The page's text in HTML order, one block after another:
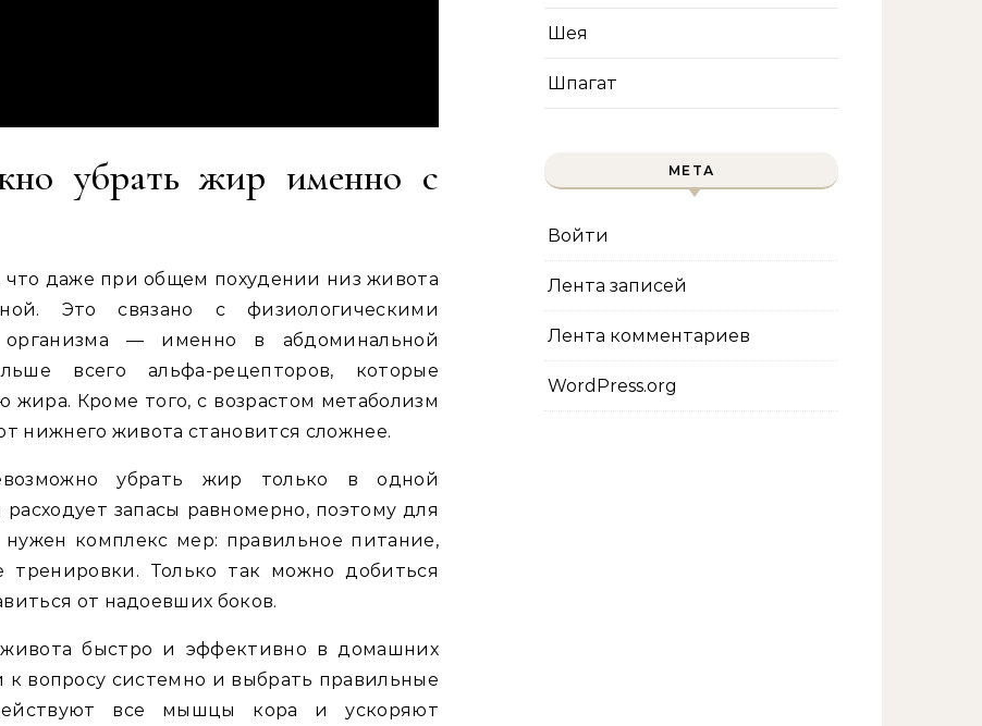
убрать жир именно с
даже при общем похудении низ живота
Это связано с физиологическими
организма — именно в абдоминальной
всего альфа-рецепторов, которые
Кроме того, с возрастом метаболизм
нижнего живота становится сложнее.
убрать жир только в одной
запасы равномерно, поэтому для
комплекс мер: правильное питание,
тренировки. Только так можно добиться
от надоевших боков.
быстро и эффективно в домашних
к вопросу системно и выбрать правильные
все мышцы кора и ускоряют
Шея
Шпагат
МЕТА
Войти
Лента записей
Лента комментариев
WordPress.org